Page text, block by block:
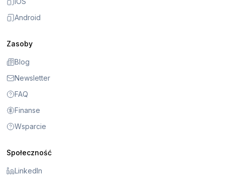
Android
Zasoby
Blog
Newsletter
FAQ
Finanse
Wsparcie
Społeczność
LinkedIn